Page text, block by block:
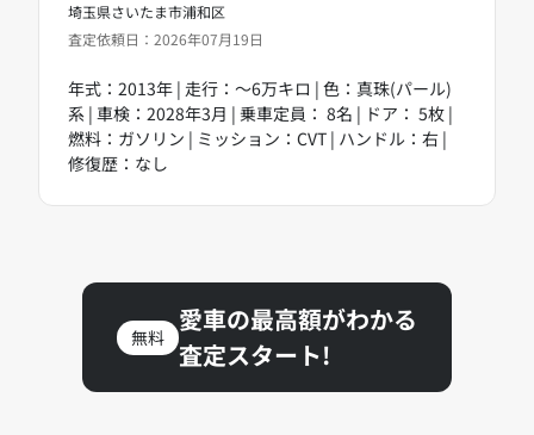
埼玉県さいたま市浦和区
査定依頼日：2026年07月19日
年式：2013年 | 走行：～6万キロ | 色：真珠(パール)
系 | 車検：2028年3月 | 乗車定員： 8名 | ドア： 5枚 |
燃料：ガソリン | ミッション：CVT | ハンドル：右 |
修復歴：なし
無料
愛車の最高額がわかる
査定スタート!